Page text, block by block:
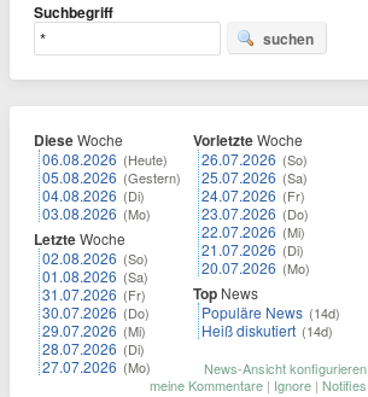
Suchbegriff
suchen
DieseWoche
06.08.2026 (Heute)
05.08.2026 (Gestern)
04.08.2026 (Di)
03.08.2026 (Mo)
LetzteWoche
02.08.2026 (So)
01.08.2026 (Sa)
31.07.2026 (Fr)
30.07.2026 (Do)
29.07.2026 (Mi)
28.07.2026 (Di)
27.07.2026 (Mo)
VorletzteWoche
26.07.2026 (So)
25.07.2026 (Sa)
24.07.2026 (Fr)
23.07.2026 (Do)
22.07.2026 (Mi)
21.07.2026 (Di)
20.07.2026 (Mo)
Top News
Populäre News (14d)
Heiß diskutiert (14d)
News-Ansicht konfigurieren
meine Kommentare | Ignore | Notifies